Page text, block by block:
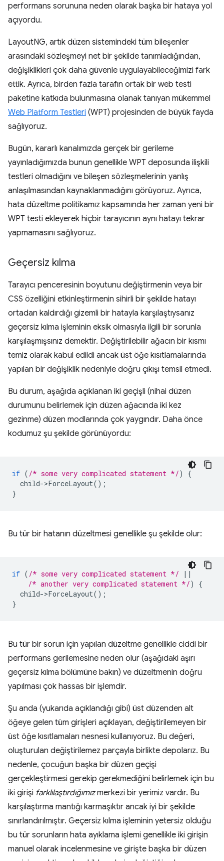
performans sorununa neden olarak başka bir hataya yol
açıyordu.
LayoutNG, artık düzen sistemindeki tüm bileşenler
arasındaki sözleşmeyi net bir şekilde tanımladığından,
değişiklikleri çok daha güvenle uygulayabileceğimizi fark
ettik. Ayrıca, birden fazla tarafın ortak bir web testi
paketine katkıda bulunmasına olanak tanıyan mükemmel
Web Platform Testleri (WPT) projesinden de büyük fayda
sağlıyoruz.
Bugün, kararlı kanalımızda gerçek bir gerileme
yayınladığımızda bunun genellikle WPT deposunda ilişkili
testleri olmadığını ve bileşen sözleşmelerinin yanlış
anlaşılmasından kaynaklanmadığını görüyoruz. Ayrıca,
hata düzeltme politikamız kapsamında her zaman yeni bir
WPT testi ekleyerek hiçbir tarayıcının aynı hatayı tekrar
yapmamasını sağlıyoruz.
Geçersiz kılma
Tarayıcı penceresinin boyutunu değiştirmenin veya bir
CSS özelliğini etkinleştirmenin sihirli bir şekilde hatayı
ortadan kaldırdığı gizemli bir hatayla karşılaştıysanız
geçersiz kılma işleminin eksik olmasıyla ilgili bir sorunla
karşılaşmışsınız demektir. Değiştirilebilir ağacın bir kısmı
temiz olarak kabul edildi ancak üst öğe kısıtlamalarında
yapılan bir değişiklik nedeniyle doğru çıkışı temsil etmedi.
Bu durum, aşağıda açıklanan iki geçişli (nihai düzen
durumunu belirlemek için düzen ağacında iki kez
gezinme) düzen modlarında çok yaygındır. Daha önce
kodumuz şu şekilde görünüyordu:
if ( /* some very complicated statement */)
{
child->ForceLayout();
}
Bu tür bir hatanın düzeltmesi genellikle şu şekilde olur:
if ( /* some very complicated statement */
||
/* another very complicated statement */)
{
child->ForceLayout();
}
Bu tür bir sorun için yapılan düzeltme genellikle ciddi bir
performans gerilemesine neden olur (aşağıdaki aşırı
geçersiz kılma bölümüne bakın) ve düzeltmenin doğru
yapılması çok hassas bir işlemdir.
Şu anda (yukarıda açıklandığı gibi) üst düzenden alt
öğeye gelen tüm girişleri açıklayan, değiştirilemeyen bir
üst öğe kısıtlamaları nesnesi kullanıyoruz. Bu değeri,
oluşturulan değiştirilemez parçayla birlikte depolarız. Bu
nedenle, çocuğun başka bir düzen geçişi
gerçekleştirmesi gerekip gerekmediğini belirlemek için bu
iki girişi farklılaştırdığımızmerkezi bir yerimiz vardır. Bu
karşılaştırma mantığı karmaşıktır ancak iyi bir şekilde
sınırlandırılmıştır. Geçersiz kılma işleminin yetersiz olduğu
bu tür sorunların hata ayıklama işlemi genellikle iki girişin
manuel olarak incelenmesine ve girişte başka bir düzen